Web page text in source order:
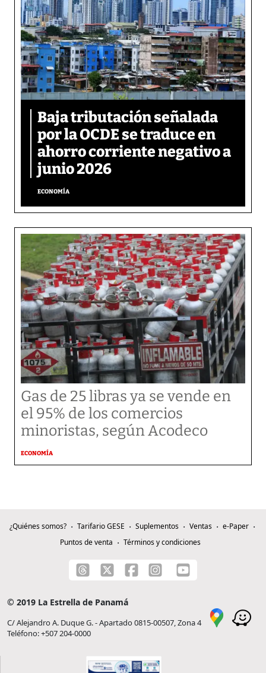
Baja tributación señalada
por la OCDE se traduce en
ahorro corriente negativo a
junio 2026
ECONOMÍA
Gas de 25 libras ya se vende en
el 95% de los comercios
minoristas, según Acodeco
ECONOMÍA
¿Quiénes somos? Tarifario GESE Suplementos Ventas
e-Paper
Puntos de venta
Términos y condiciones
© 2019 La Estrella de Panamá
C/ Alejandro A. Duque G. - Apartado 0815-00507, Zona 4
Teléfono: +507 204-0000